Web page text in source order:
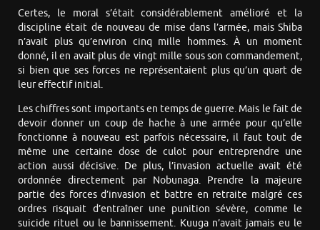
Certes, le moral s’était considérablement amélioré et la
discipline était de nouveau de mise dans l’armée, mais Shiba
n’avait plus qu’environ cinq mille hommes. À un moment
donné, il en avait plus de vingt mille sous son commandement,
si bien que ses forces ne représentaient plus qu’un quart de
leur effectif initial.
Les chiffres sont importants en temps de guerre. Mais le fait de
devoir donner un coup de hache à une armée pour qu’elle
fonctionne à nouveau est parfois nécessaire, il faut tout de
même une certaine dose de culot pour entreprendre une
action aussi décisive. De plus, l’invasion actuelle avait été
ordonnée directement par Nobunaga. Prendre la majeure
partie des forces d’invasion et battre en retraite malgré ces
ordres risquait d’entraîner une punition sévère, comme le
suicide rituel ou le bannissement. Kuuga n’avait jamais eu le